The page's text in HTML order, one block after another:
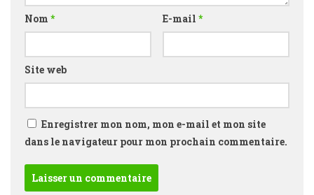
Nom * E-mail *
Site web
Enregistrer mon nom, mon e-mail et mon site
dans le navigateur pour mon prochain commentaire.